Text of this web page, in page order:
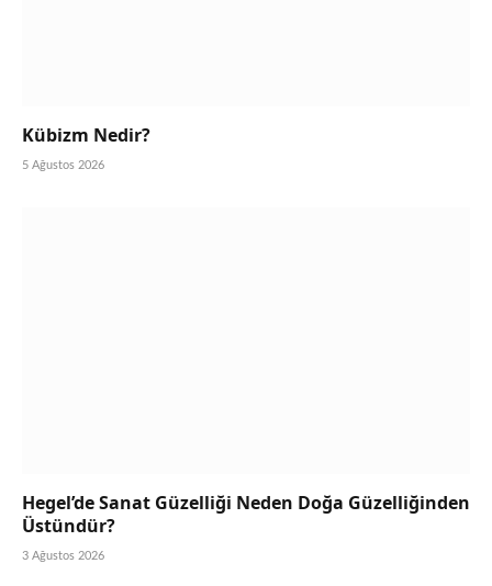
Kübizm Nedir?
5 Ağustos 2026
Hegel’de Sanat Güzelliği Neden Doğa Güzelliğinden
Üstündür?
3 Ağustos 2026